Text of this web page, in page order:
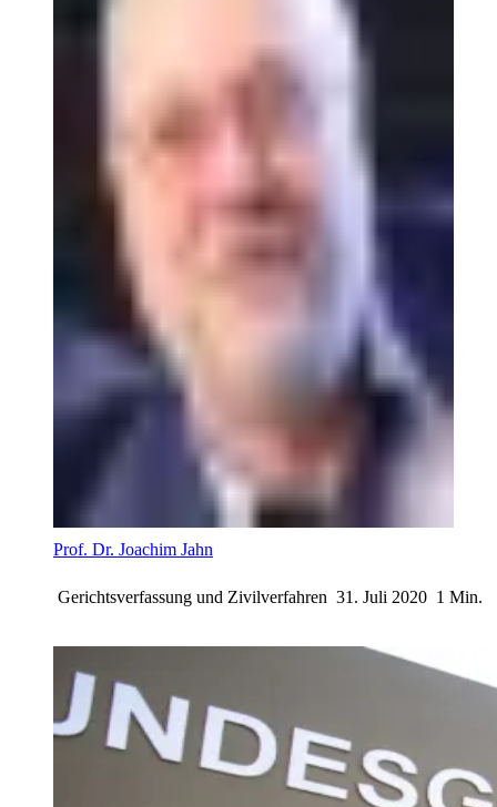
Prof. Dr. Joachim Jahn
Gerichtsverfassung und Zivilverfahren 31. Juli 2020 1 Min.